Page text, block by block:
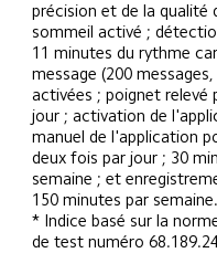
précision et de la qualité
sommeil activé ;
11 minutes du rythme
message (200
activées ; poignet relevé
jour ; activation de
manuel de l'application
deux fois par jour ; 30
semaine ; et
150 minutes par semaine.
* Indice basé sur la
de test numéro